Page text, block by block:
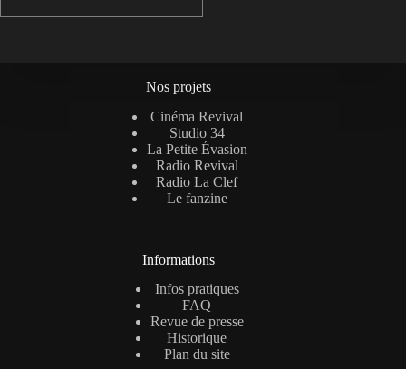
Nos projets
Cinéma Revival
Studio 34
La Petite Évasion
Radio Revival
Radio La Clef
Le fanzine
Informations
Infos pratiques
FAQ
Revue de presse
Historique
Plan du site